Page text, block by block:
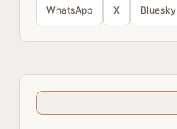
WhatsApp X Bluesky